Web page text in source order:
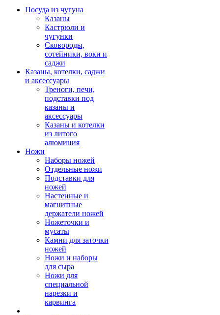
Посуда из чугуна
Казаны
Кастрюли и
чугунки
Сковороды,
сотейники, воки и
саджи
Казаны, котелки, саджи
и аксессуары
Треноги, печи,
подставки под
казаны и
аксессуары
Казаны и котелки
из литого
алюминия
Ножи
Наборы ножей
Отдельные ножи
Подставки для
ножей
Настенные и
магнитные
держатели ножей
Ножеточки и
мусаты
Камни для заточки
ножей
Ножи и наборы
для сыра
Ножи для
специальной
нарезки и
карвинга